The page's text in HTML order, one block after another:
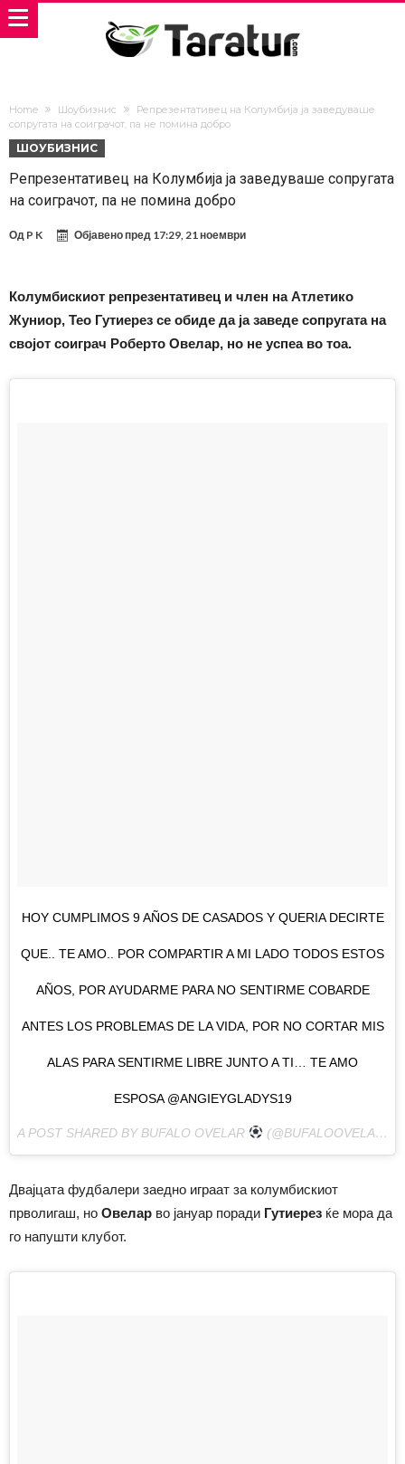
Home Шоубизнис
Репрезентативец на Колумбија ја заведуваше
сопругата на соиграчот, па не помина добро
ШОУБИЗНИС
Репрезентативец на Колумбија ја заведуваше сопругата
на соиграчот, па не помина добро
Од P K Објавено пред 17:29, 21 ноември
Колумбискиот репрезентативец и член на Атлетико
Жуниор, Тео Гутиерез се обиде да ја заведе сопругата на
својот соиграч Роберто Овелар, но не успеа во тоа.
HOY CUMPLIMOS 9 AÑOS DE CASADOS Y QUERIA DECIRTE
QUE.. TE AMO.. POR COMPARTIR A MI LADO TODOS ESTOS
AÑOS, POR AYUDARME PARA NO SENTIRME COBARDE
ANTES LOS PROBLEMAS DE LA VIDA, POR NO CORTAR MIS
ALAS PARA SENTIRME LIBRE JUNTO A TI… TE AMO
ESPOSA @ANGIEYGLADYS19
A POST SHARED BY BUFALO OVELAR (@BUFALOOVELAR85) ON
Двајцата фудбалери заедно играат за колумбискиот
прволигаш, но Овелар во јануар поради Гутиерез ќе мора да
го напушти клубот.